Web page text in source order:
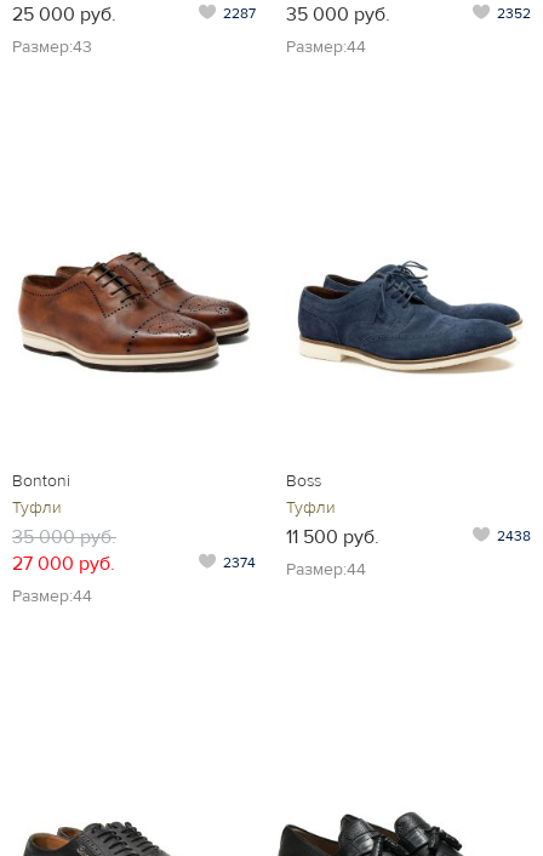
25 000 руб. 2287
Размер:43
35 000 руб. 2352
Размер:44
Bontoni
Туфли
35 000 руб.
27 000 руб.
2374
Размер:44
Boss
Туфли
11 500 руб. 2438
Размер:44